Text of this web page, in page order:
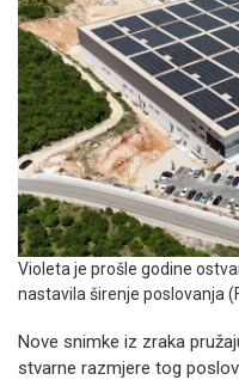
Violeta je prošle godine
nastavila širenje poslovanja
Nove snimke iz zraka
stvarne razmjere tog